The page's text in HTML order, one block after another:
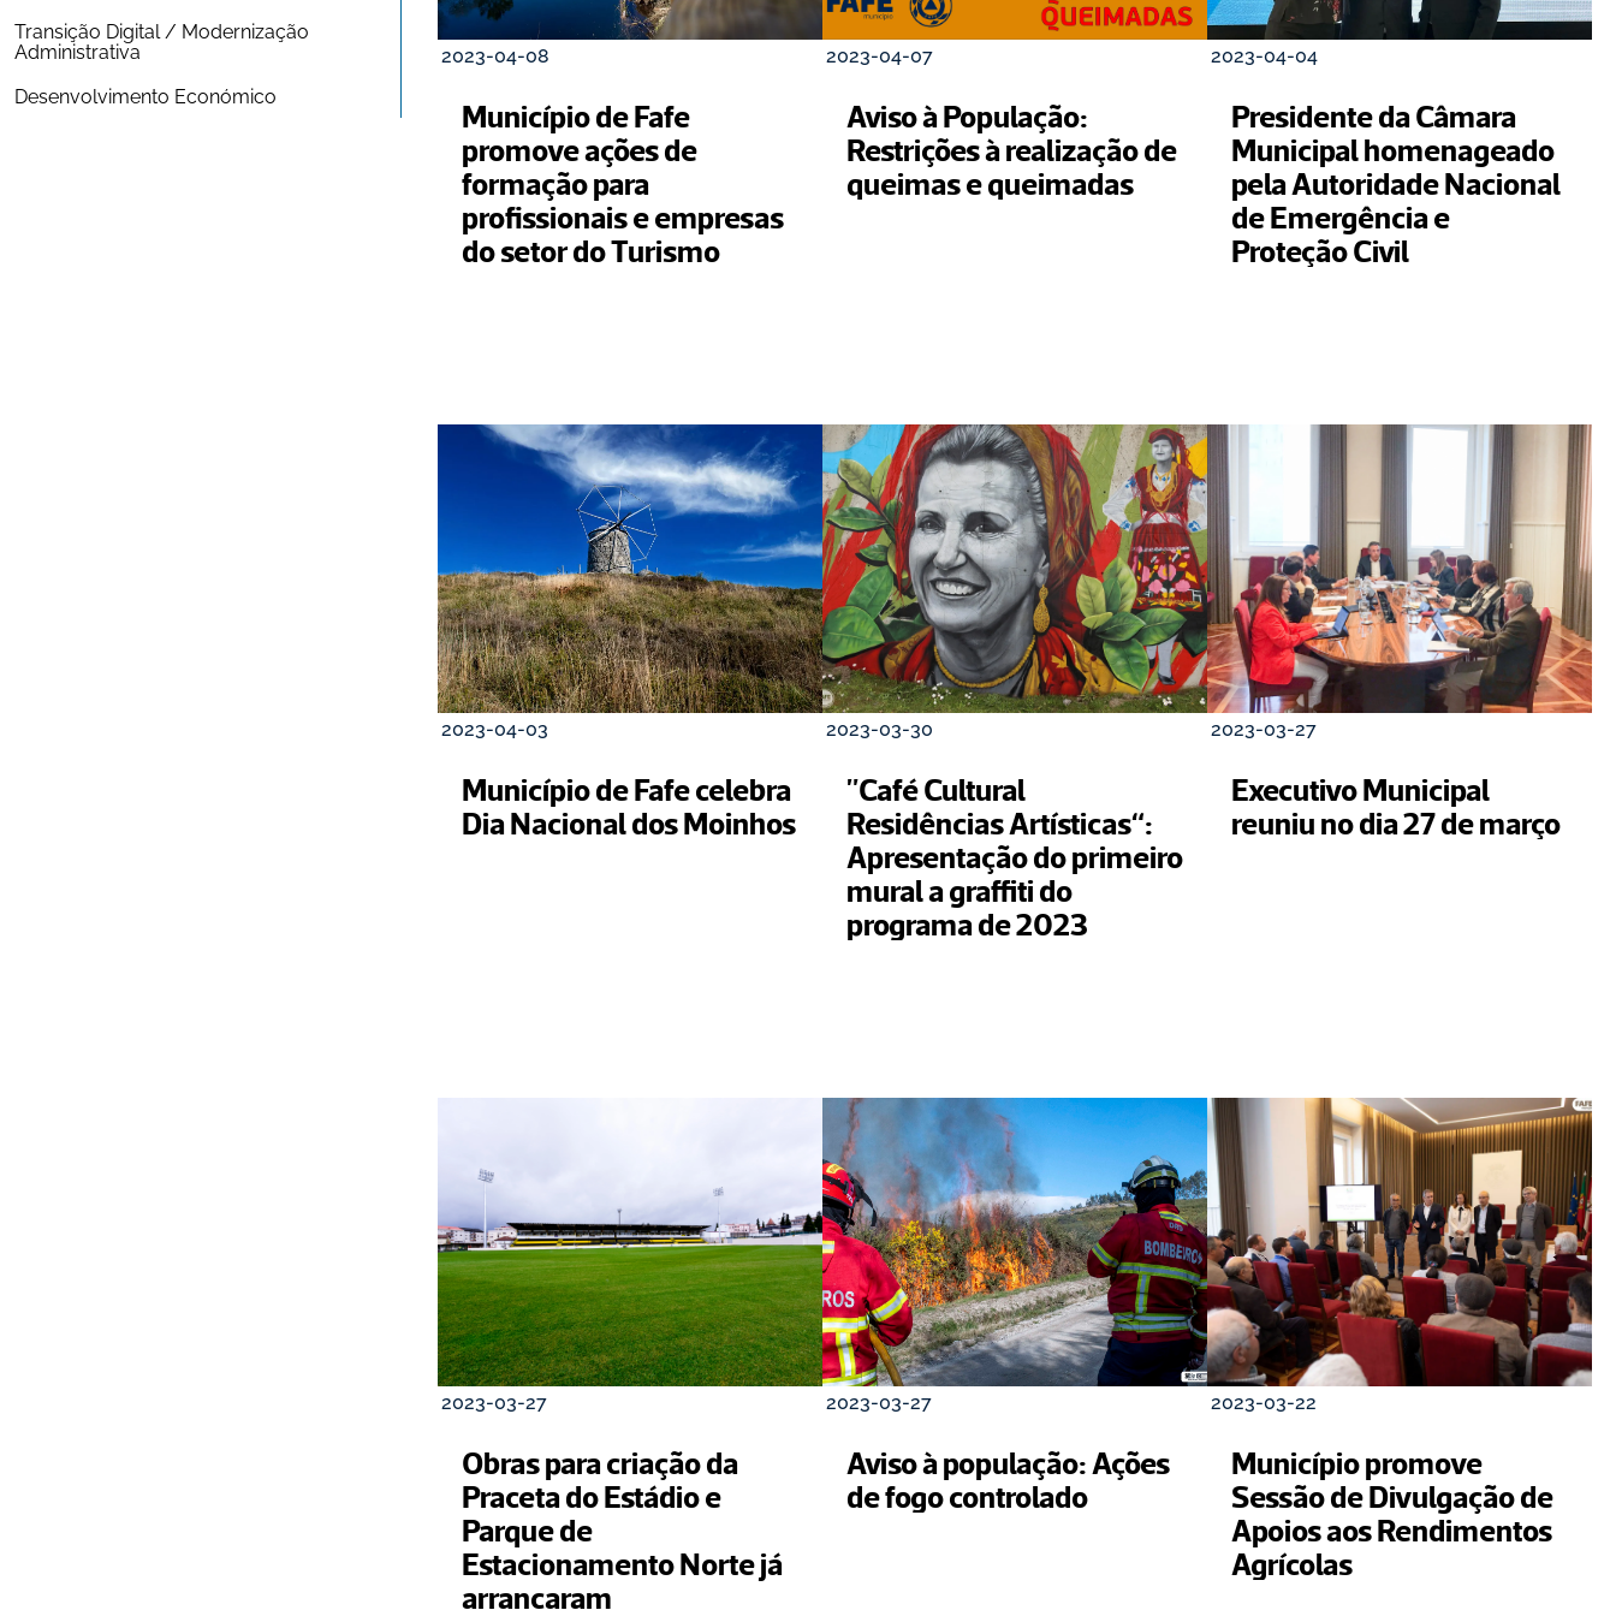
Transição Digital / Modernização
Administrativa
Desenvolvimento Económico
2023-04-08
Município de Fafe
promove ações de
formação para
profissionais e empresas
2023-04-07
Aviso à População:
Restrições à realização de
queimas e queimadas
2023-04-04
Presidente da Câmara
Municipal homenageado
pela Autoridade Nacional
de Emergência e
2023-04-03
Município de Fafe celebra
Dia Nacional dos Moinhos
2023-03-30
"Café Cultural
Residências Artísticas“:
Apresentação do primeiro
mural a graffiti do
2023-03-27
Executivo Municipal
reuniu no dia 27 de março
2023-03-27
Obras para criação da
Praceta do Estádio e
Parque de
Estacionamento Norte já
2023-03-27
Aviso à população: Ações
de fogo controlado
2023-03-22
Município promove
Sessão de Divulgação de
Apoios aos Rendimentos
Agrícolas